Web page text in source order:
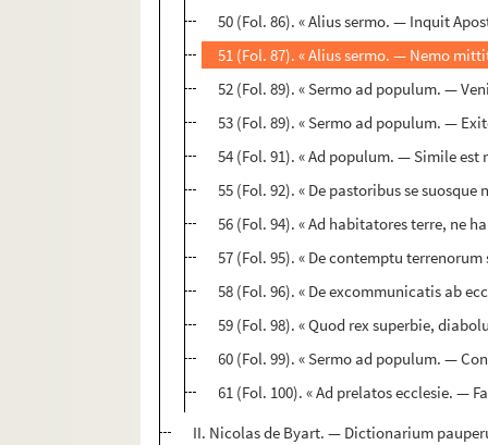
50 (Fol. 86). « Alius sermo. — Inquit
51 (Fol. 87). « Alius sermo. — Nemo
52 (Fol. 89). « Sermo ad populum. —
53 (Fol. 89). « Sermo ad populum. —
54 (Fol. 91). « Ad populum. — Simile
55 (Fol. 92). « De pastoribus se
56 (Fol. 94). « Ad habitatores terre, ne
57 (Fol. 95). « De contemptu
58 (Fol. 96). « De excommunicatis ab
59 (Fol. 98). « Quod rex superbie,
60 (Fol. 99). « Sermo ad populum. —
61 (Fol. 100). « Ad prelatos ecclesie. —
II. Nicolas de Byart. — Dictionarium